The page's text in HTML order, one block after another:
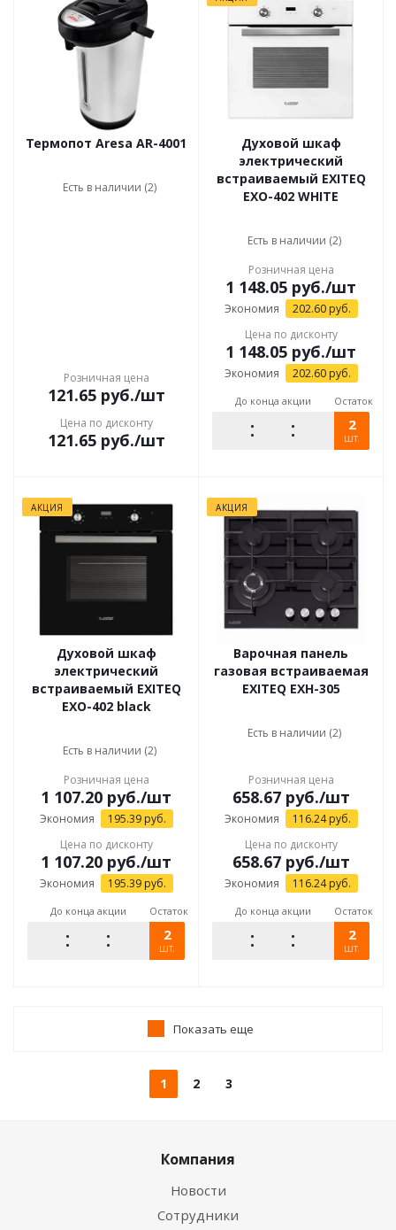
Термопот Aresa AR-4001
Есть в наличии (2)
Розничная цена
121.65руб./шт
Цена по дисконту
121.65руб./шт
Духовой шкаф
электрический
встраиваемый EXITEQ
EXO-402 WHITE
Есть в наличии (2)
Розничная цена
1 148.05 руб./шт
Экономия 202.60руб.
Цена по дисконту
1 148.05 руб./шт
Экономия 202.60руб.
До конца акции Остаток
2
шт.
АКЦИЯ
Духовой шкаф
электрический
встраиваемый EXITEQ
EXO-402 black
Есть в наличии (2)
Розничная цена
1 107.20 руб./шт
Экономия 195.39руб.
Цена по дисконту
1 107.20 руб./шт
Экономия 195.39руб.
До конца акции Остаток
2
шт.
АКЦИЯ
Варочная панель
газовая встраиваемая
EXITEQ EXH-305
Есть в наличии (2)
Розничная цена
658.67руб./шт
Экономия 116.24руб.
Цена по дисконту
658.67руб./шт
Экономия 116.24руб.
До конца акции Остаток
2
шт.
Показать еще
1 2 3
Компания
Новости
Сотрудники